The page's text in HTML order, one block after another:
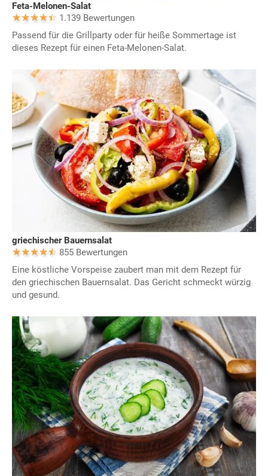
Feta-Melonen-Salat
1.139 Bewertungen
Passend für die Grillparty oder für heiße Sommertage ist
dieses Rezept für einen Feta-Melonen-Salat.
griechischer Bauernsalat
855 Bewertungen
Eine köstliche Vorspeise zaubert man mit dem Rezept für
den griechischen Bauernsalat. Das Gericht schmeckt würzig
und gesund.